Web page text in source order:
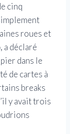
cinq
roues et
a déclaré
dans le
de cartes à
breaks
y avait trois